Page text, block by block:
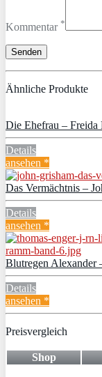
Kommentar *
Ähnliche Produkte
Die Ehefrau – Freida
Details
ansehen *
Das Vermächtnis –
Details
ansehen *
Blutregen Alexander
Details
ansehen *
Preisvergleich
Shop